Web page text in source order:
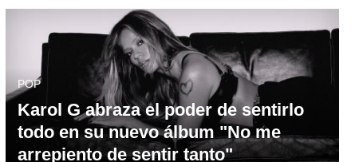
POP
Karol G abraza el poder de sentirlo
todo en su nuevo álbum "No me
arrepiento de sentir tanto"